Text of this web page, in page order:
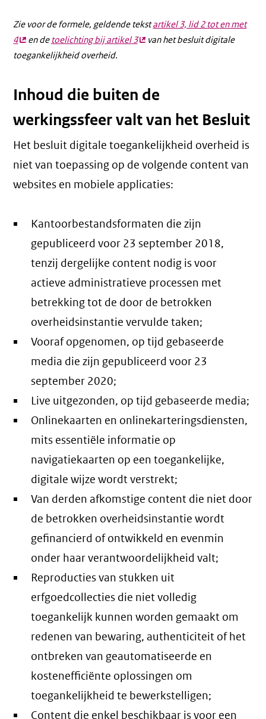
Zie voor de formele, geldende tekstartikel 3, lid 2 tot en met
4(externe
link)
en de toelichting bij artikel 3(externe
van het besluit digitale
toegankelijkheid overheid.
Inhoud die buiten de
werkingssfeer valt van het Besluit
Het besluit digitale toegankelijkheid overheid is
niet van toepassing op de volgende content van
websites en mobiele applicaties:
Kantoorbestandsformaten die zijn
gepubliceerd voor 23 september 2018,
tenzij dergelijke content nodig is voor
actieve administratieve processen met
betrekking tot de door de betrokken
overheidsinstantie vervulde taken;
Vooraf opgenomen, op tijd gebaseerde
media die zijn gepubliceerd voor 23
september 2020;
Live uitgezonden, op tijd gebaseerde media;
Onlinekaarten en onlinekarteringsdiensten,
mits essentiële informatie op
navigatiekaarten op een toegankelijke,
digitale wijze wordt verstrekt;
Van derden afkomstige content die niet door
de betrokken overheidsinstantie wordt
gefinancierd of ontwikkeld en evenmin
onder haar verantwoordelijkheid valt;
Reproducties van stukken uit
erfgoedcollecties die niet volledig
toegankelijk kunnen worden gemaakt om
redenen van bewaring, authenticiteit of het
ontbreken van geautomatiseerde en
kostenefficiënte oplossingen om
toegankelijkheid te bewerkstelligen;
Content die enkel beschikbaar is voor een